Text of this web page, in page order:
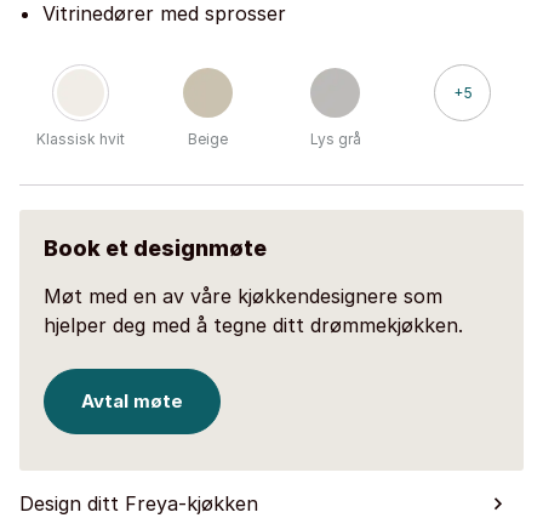
Vitrinedører med sprosser
Klassisk hvit Beige Lys grå
+5
Book et designmøte
Møt med en av våre kjøkkendesignere som
hjelper deg med å tegne ditt drømmekjøkken.
Avtal møte
Design ditt Freya-kjøkken